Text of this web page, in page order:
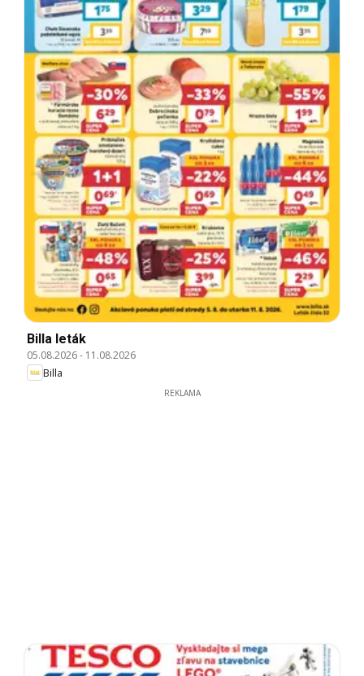
Billa leták
05.08.2026- 11.08.2026
Billa
REKLAMA